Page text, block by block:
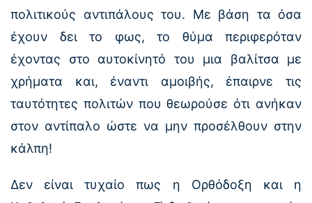
πολιτικούς αντιπάλους του. Με βάση τα όσα
έχουν δει το φως, το θύμα περιφερόταν
έχοντας στο αυτοκίνητό του μια βαλίτσα με
χρήματα και, έναντι αμοιβής, έπαιρνε τις
ταυτότητες πολιτών που θεωρούσε ότι ανήκαν
στον αντίπαλο ώστε να μην προσέλθουν στην
κάλπη!
Δεν είναι τυχαίο πως η Ορθόδοξη και η